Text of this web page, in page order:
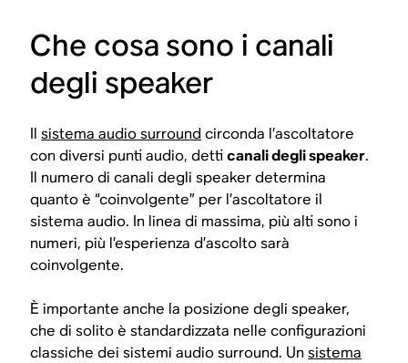
Che cosa sono i canali
degli speaker
Ilsistema audio surround circonda l’ascoltatore
con diversi punti audio, detticanali degli speaker.
Il numero di canali degli speaker determina
quanto è “coinvolgente” per l’ascoltatore il
sistema audio. In linea di massima, più alti sono i
numeri, più l’esperienza d’ascolto sarà
coinvolgente.
È importante anche la posizione degli speaker,
che di solito è standardizzata nelle configurazioni
classiche dei sistemi audio surround. Unsistema